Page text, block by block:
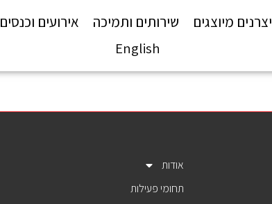
יצרנים מיוצגים שירותים ותמיכה אירועים וכנסים
English
אודות
תחומי פעילות